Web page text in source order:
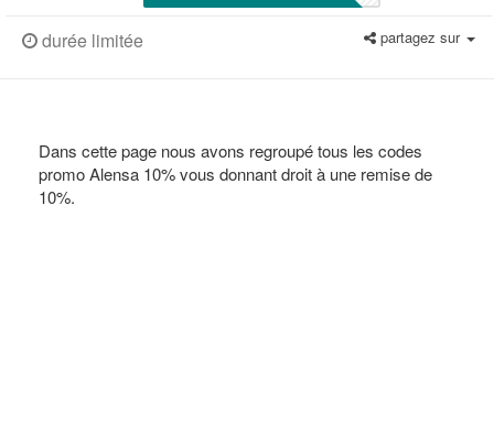
durée limitée partagez sur
Dans cette page nous avons regroupé tous les codes
promo Alensa 10% vous donnant droit à une remise de
10%.